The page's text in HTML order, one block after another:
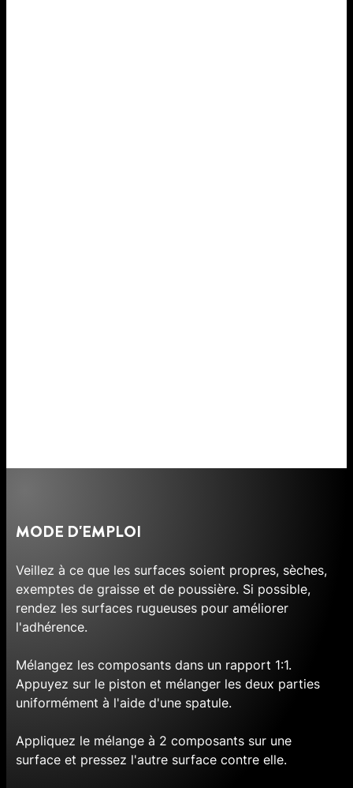
MODE D'EMPLOI
Veillez à ce que les surfaces soient propres, sèches,
exemptes de graisse et de poussière. Si possible,
rendez les surfaces rugueuses pour améliorer
l'adhérence.
Mélangez les composants dans un rapport 1:1.
Appuyez sur le piston et mélanger les deux parties
uniformément à l'aide d'une spatule.
Appliquez le mélange à 2 composants sur une
surface et pressez l'autre surface contre elle.